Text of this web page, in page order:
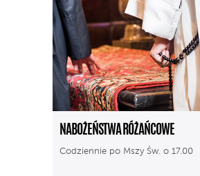
NABOŻEŃSTWA RÓŻAŃCOWE
Codziennie po Mszy Św. o 17.00